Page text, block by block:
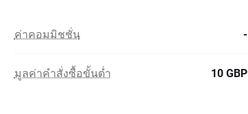
ค่าคอมมิชชั่น -
มูลค่าคำสั่งซื้อขั้นต่ำ 10 GBP